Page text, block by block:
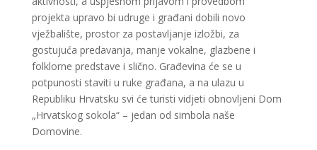
projekta upravo bi udruge i građani dobili novo
vježbalište, prostor za postavljanje izložbi, za
gostujuća predavanja, manje vokalne, glazbene i
folklorne predstave i slično. Građevina će se u
potpunosti staviti u ruke građana, a na ulazu u
Republiku Hrvatsku svi će turisti vidjeti obnovljeni Dom
„Hrvatskog sokola“ – jedan od simbola naše
Domovine.